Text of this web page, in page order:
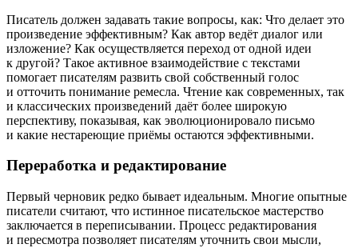
Писатель должен задавать такие вопросы, как: Что делает это
произведение эффективным? Как автор ведёт диалог или
изложение? Как осуществляется переход от одной идеи
к другой? Такое активное взаимодействие с текстами
помогает писателям развить свой собственный голос
и отточить понимание ремесла. Чтение как современных, так
и классических произведений даёт более широкую
перспективу, показывая, как эволюционировало письмо
и какие нестареющие приёмы остаются эффективными.
Переработка и редактирование
Первый черновик редко бывает идеальным. Многие опытные
писатели считают, что истинное писательское мастерство
заключается в переписывании. Процесс редактирования
и пересмотра позволяет писателям уточнить свои мысли,